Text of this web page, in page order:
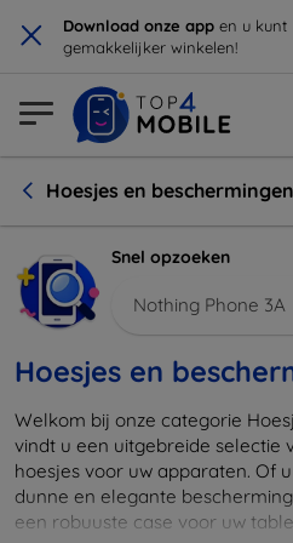
× Download onze app en u kunt
gemakkelijker winkelen!
Hoesjes en beschermingen
Snel opzoeken
Nothing Phone 3A
Hoesjes en
Welkom bij onze categorie
vindt u een uitgebreide selectie
hoesjes voor uw apparaten. Of
dunne en elegante
een robuuste case voor uw